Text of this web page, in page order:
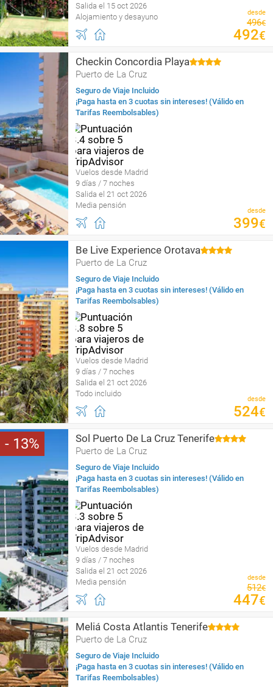
Salida el 15 oct 2026
Alojamiento y desayuno
desde
496€
492€
Checkin Concordia Playa
Puerto de La Cruz
Seguro de Viaje Incluido
¡Paga hasta en 3 cuotas sin intereses! (Válido en
Tarifas Reembolsables)
Vuelos desde Madrid
9 días / 7 noches
Salida el 21 oct 2026
Media pensión
desde
399€
Be Live Experience Orotava
Puerto de La Cruz
Seguro de Viaje Incluido
¡Paga hasta en 3 cuotas sin intereses! (Válido en
Tarifas Reembolsables)
Vuelos desde Madrid
9 días / 7 noches
Salida el 21 oct 2026
Todo incluido
desde
524€
13 Sol Puerto De La Cruz Tenerife
Puerto de La Cruz
Seguro de Viaje Incluido
¡Paga hasta en 3 cuotas sin intereses! (Válido en
Tarifas Reembolsables)
Vuelos desde Madrid
9 días / 7 noches
Salida el 21 oct 2026
Media pensión
desde
512€
447€
Meliá Costa Atlantis Tenerife
Puerto de La Cruz
Seguro de Viaje Incluido
¡Paga hasta en 3 cuotas sin intereses! (Válido en
Tarifas Reembolsables)